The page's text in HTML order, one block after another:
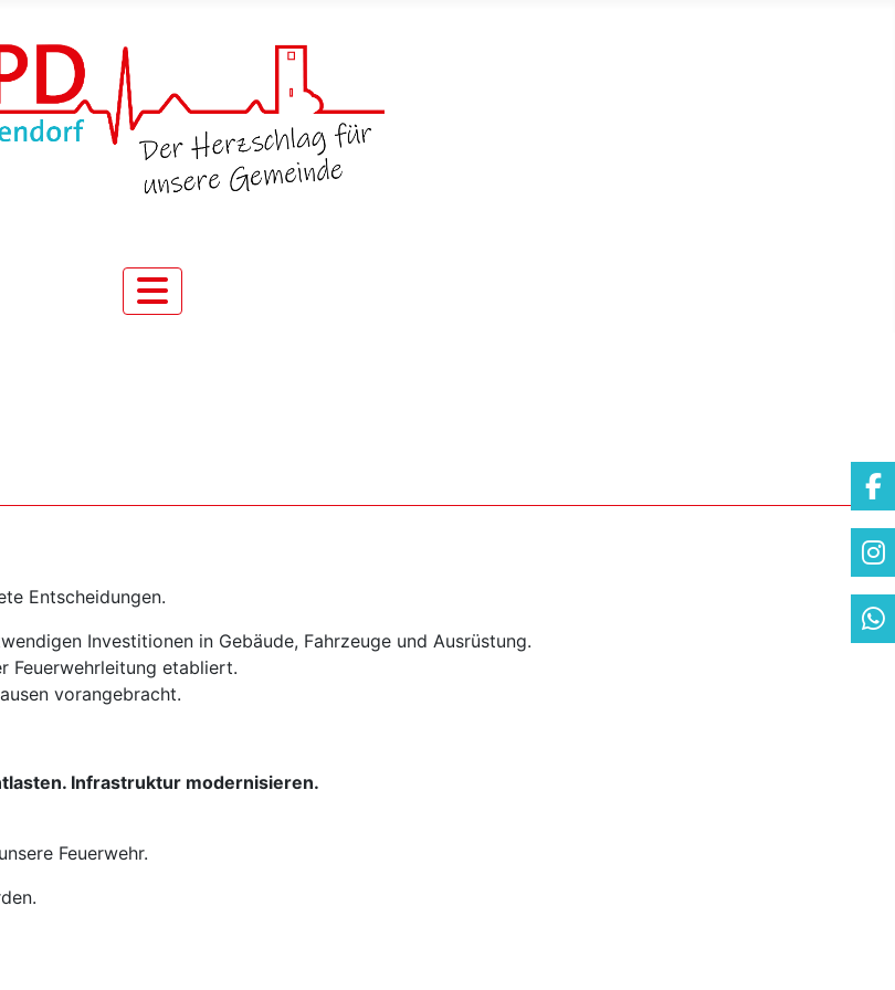
Entscheidungen.
Investitionen in Gebäude, Fahrzeuge und Ausrüstung.
Feuerwehrleitung etabliert.
vorangebracht.
Infrastruktur modernisieren.
Feuerwehr.